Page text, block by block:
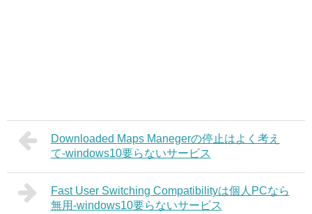
Downloaded Maps Manegerの停止はよく考え
て‐windows10要らないサービス
Fast User Switching Compatibilityは個人PCなら
無用‐windows10要らないサービス